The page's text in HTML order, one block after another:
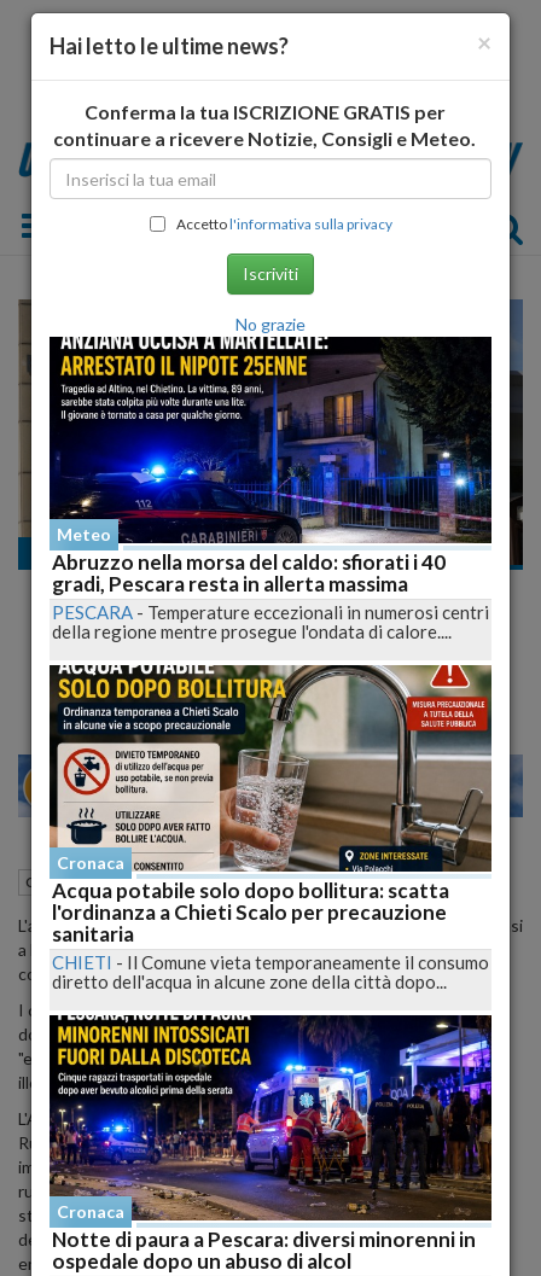
Toggle navigation
Cronaca dal mondo
Rischio detenzioni illegali, gli Usa avvertono
i cittadini americani: " andate Via dalla
MILANO 24 28
Cronaca dal mondo Roma (RM) 13 Febbraio 2023 09:55
L'ambasciata americana in Russia ha esortato i cittadini statunitensi
a lasciare "immediatamente" il Paese: è quanto si legge in un
comunicato della sede diplomatica pubblicato online.
I cittadini statunitensi che "risiedono o viaggiano in Russia
dovrebbero partire immediatamente", recita la nota, che invita ad
"esercitare una maggiore cautela a causa del rischio di detenzioni
illegali".
L'Ambasciata invita inoltre cittadini americani a "non recarsi in
Russia a causa delle conseguenze imprevedibili dell'invasione
immotivata e su larga scala dell'Ucraina da parte delle forze militari
russe, del potenziale di molestie e di detenzione di cittadini
statunitensi da parte di funzionari di sicurezza del governo russo,
dell'applicazione arbitraria della legge locale, dei voli limitati in
entrata e in uscita dalla Russia, della limitata capacità
×
Hai letto le ultime news?
Conferma la tua ISCRIZIONE GRATIS per
continuare a ricevere Notizie, Consigli e Meteo.
Accettol'informativa sulla privacy
Iscriviti
No grazie
Meteo
Abruzzo nella morsa del caldo: sfiorati i 40
gradi, Pescara resta in allerta massima
PESCARA - Temperature eccezionali in numerosi centri
della regione mentre prosegue l'ondata di calore....
Cronaca
Acqua potabile solo dopo bollitura: scatta
l'ordinanza a Chieti Scalo per precauzione
sanitaria
CHIETI - Il Comune vieta temporaneamente il consumo
diretto dell'acqua in alcune zone della città dopo...
Cronaca
Notte di paura a Pescara: diversi minorenni in
ospedale dopo un abuso di alcol